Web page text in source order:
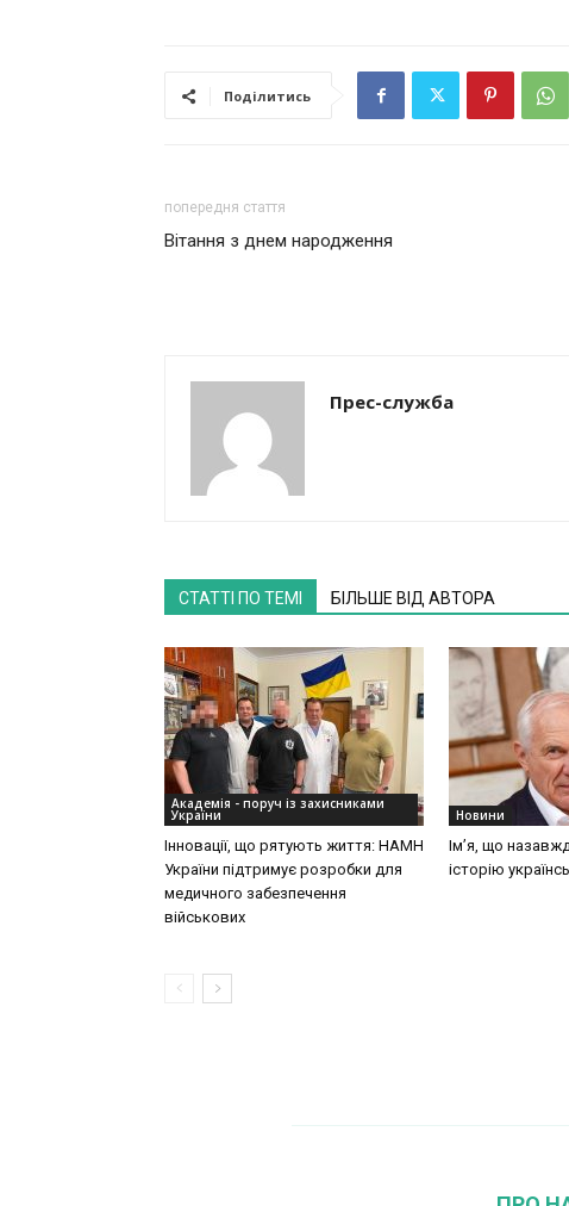
Поділитись
попередня стаття
Вітання з днем народження
Прес-служба
СТАТТІ ПО ТЕМІ БІЛЬШЕ ВІД АВТОРА
Академія - поруч із захисниками
України
Інновації, що рятують життя: НАМН
України підтримує розробки для
медичного забезпечення
військових
Новини
Ім’я, що
історію